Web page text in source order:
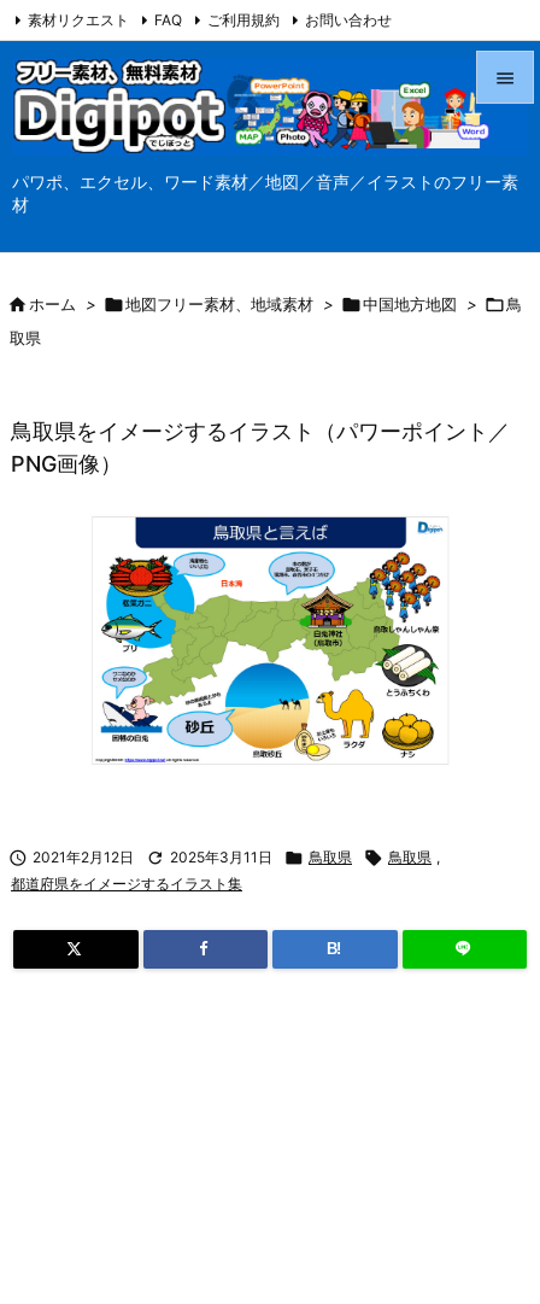
パワポ、エクセル、ワード素材／地図／音声／イラストのフリー素
材




素材リクエスト FAQ ご利用規約 お問い合わせ
当サイト（Digipot.net）について
ホーム > 地図フリー素材、地域素材 > 中国地方地図 > 鳥
取県
鳥取県をイメージするイラスト（パワーポイント／
PNG画像）
 2021年2月12日  2025年3月11日  鳥取県  鳥取県 ,
都道府県をイメージするイラスト集
B!